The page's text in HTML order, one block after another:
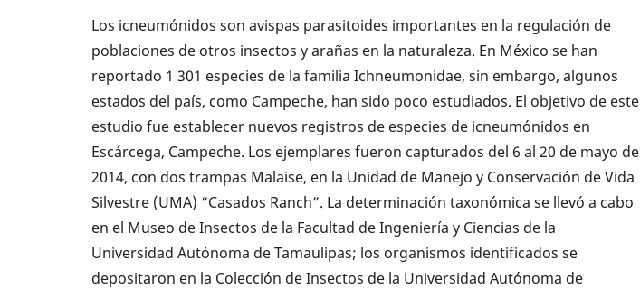
Los icneumónidos son avispas parasitoides importantes en la regulación de
poblaciones de otros insectos y arañas en la naturaleza. En México se han
reportado 1 301 especies de la familia Ichneumonidae, sin embargo, algunos
estados del país, como Campeche, han sido poco estudiados. El objetivo de este
estudio fue establecer nuevos registros de especies de icneumónidos en
Escárcega, Campeche. Los ejemplares fueron capturados del 6 al 20 de mayo de
2014, con dos trampas Malaise, en la Unidad de Manejo y Conservación de Vida
Silvestre (UMA) “Casados Ranch”. La determinación taxonómica se llevó a cabo
en el Museo de Insectos de la Facultad de Ingeniería y Ciencias de la
Universidad Autónoma de Tamaulipas; los organismos identificados se
depositaron en la Colección de Insectos de la Universidad Autónoma de